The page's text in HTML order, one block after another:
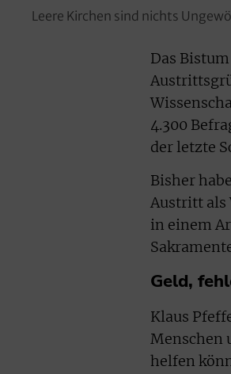
Leere Kirchen sind nichts
Das
4.300
der letzte
Bisher
Austritt als
in einem
Geld,
Klaus
Menschen
helfen